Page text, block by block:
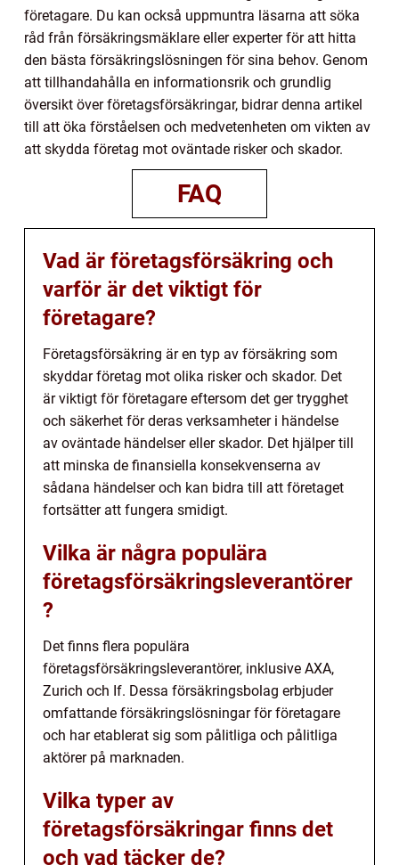
företagare. Du kan också uppmuntra läsarna att söka
råd från försäkringsmäklare eller experter för att hitta
den bästa försäkringslösningen för sina behov. Genom
att tillhandahålla en informationsrik och grundlig
översikt över företagsförsäkringar, bidrar denna artikel
till att öka förståelsen och medvetenheten om vikten av
att skydda företag mot oväntade risker och skador.
FAQ
Vad är företagsförsäkring och
varför är det viktigt för
företagare?
Företagsförsäkring är en typ av försäkring som
skyddar företag mot olika risker och skador. Det
är viktigt för företagare eftersom det ger trygghet
och säkerhet för deras verksamheter i händelse
av oväntade händelser eller skador. Det hjälper till
att minska de finansiella konsekvenserna av
sådana händelser och kan bidra till att företaget
fortsätter att fungera smidigt.
Vilka är några populära
företagsförsäkringsleverantörer
?
Det finns flera populära
företagsförsäkringsleverantörer, inklusive AXA,
Zurich och If. Dessa försäkringsbolag erbjuder
omfattande försäkringslösningar för företagare
och har etablerat sig som pålitliga och pålitliga
aktörer på marknaden.
Vilka typer av
företagsförsäkringar finns det
och vad täcker de?